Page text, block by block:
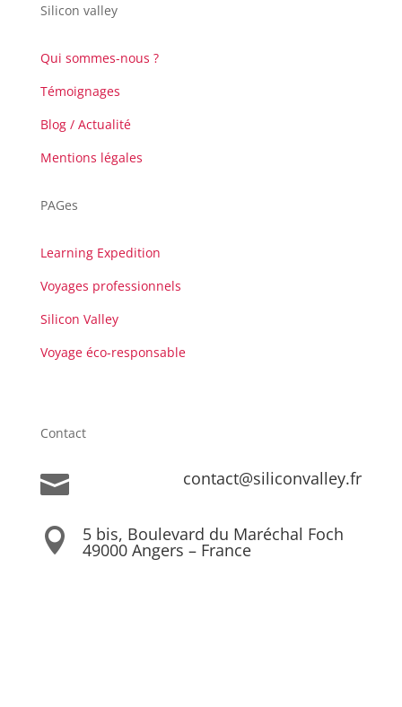
Silicon valley
Qui sommes-nous ?
Témoignages
Blog / Actualité
Mentions légales
PAGes
Learning Expedition
Voyages professionnels
Silicon Valley
Voyage éco-responsable
Contact
 contact@siliconvalley.fr
 5 bis, Boulevard du Maréchal Foch
49000 Angers – France